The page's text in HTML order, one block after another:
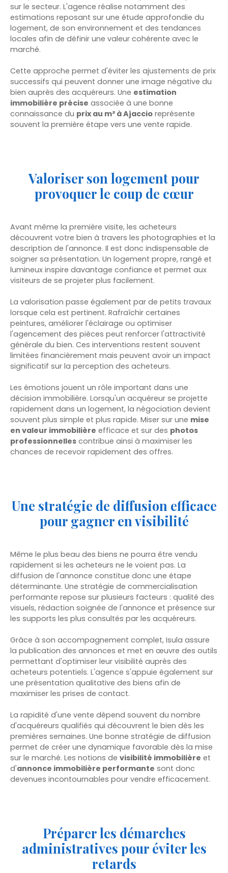
sur le secteur. L'agence réalise notamment des
estimations reposant sur une étude approfondie du
logement, de son environnement et des tendances
locales afin de définir une valeur cohérente avec le
marché.
Cette approche permet d'éviter les ajustements de prix
successifs qui peuvent donner une image négative du
bien auprès des acquéreurs. Une estimation
immobilière précise associée à une bonne
connaissance du prix au m² à Ajaccio représente
souvent la première étape vers une vente rapide.
Valoriser son logement pour
provoquer le coup de cœur
Avant même la première visite, les acheteurs
découvrent votre bien à travers les photographies et la
description de l'annonce. Il est donc indispensable de
soigner sa présentation. Un logement propre, rangé et
lumineux inspire davantage confiance et permet aux
visiteurs de se projeter plus facilement.
La valorisation passe également par de petits travaux
lorsque cela est pertinent. Rafraîchir certaines
peintures, améliorer l'éclairage ou optimiser
l'agencement des pièces peut renforcer l'attractivité
générale du bien. Ces interventions restent souvent
limitées financièrement mais peuvent avoir un impact
significatif sur la perception des acheteurs.
Les émotions jouent un rôle important dans une
décision immobilière. Lorsqu'un acquéreur se projette
rapidement dans un logement, la négociation devient
souvent plus simple et plus rapide. Miser sur une mise
en valeur immobilière efficace et sur des photos
professionnelles contribue ainsi à maximiser les
chances de recevoir rapidement des offres.
Une stratégie de diffusion efficace
pour gagner en visibilité
Même le plus beau des biens ne pourra être vendu
rapidement si les acheteurs ne le voient pas. La
diffusion de l'annonce constitue donc une étape
déterminante. Une stratégie de commercialisation
performante repose sur plusieurs facteurs : qualité des
visuels, rédaction soignée de l'annonce et présence sur
les supports les plus consultés par les acquéreurs.
Grâce à son accompagnement complet, Isula assure
la publication des annonces et met en œuvre des outils
permettant d'optimiser leur visibilité auprès des
acheteurs potentiels. L'agence s'appuie également sur
une présentation qualitative des biens afin de
maximiser les prises de contact.
La rapidité d'une vente dépend souvent du nombre
d'acquéreurs qualifiés qui découvrent le bien dès les
premières semaines. Une bonne stratégie de diffusion
permet de créer une dynamique favorable dès la mise
sur le marché. Les notions de visibilité immobilière et
d'annonce immobilière performante sont donc
devenues incontournables pour vendre efficacement.
Préparer les démarches
administratives pour éviter les
retards